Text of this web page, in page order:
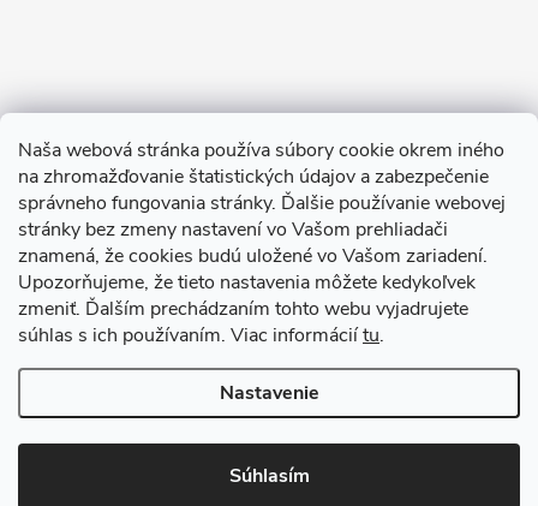
Naša webová stránka používa súbory cookie okrem iného
na zhromažďovanie štatistických údajov a zabezpečenie
správneho fungovania stránky. Ďalšie používanie webovej
stránky bez zmeny nastavení vo Vašom prehliadači
znamená, že cookies budú uložené vo Vašom zariadení.
Upozorňujeme, že tieto nastavenia môžete kedykoľvek
zmeniť. Ďalším prechádzaním tohto webu vyjadrujete
súhlas s ich používaním. Viac informáciítu.
Nastavenie
Súhlasím
Sledovať na Instagrame
TIk Tok Instagram Facebook
Vytvoril Shoptet
Copyright 2026 . Všetky práva vyhradené.
cookies